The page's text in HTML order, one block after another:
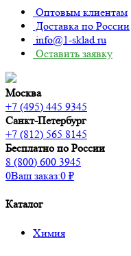
Оптовым клиентам
Доставка по России
info@1-sklad.ru
Оставить заявку
Москва
+7 (495) 445 9345
Санкт-Петербург
+7 (812) 565 8145
Бесплатно по России
8 (800) 600 3945
0Ваш заказ:0 ₽
Каталог
Химия